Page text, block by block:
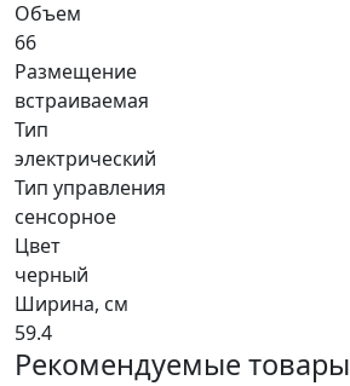
Объем
66
Размещение
встраиваемая
Тип
электрический
Тип управления
сенсорное
Цвет
черный
Ширина, см
59.4
Рекомендуемые товары